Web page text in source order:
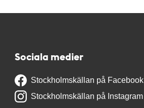
Sociala medier
Stockholmskällan på Facebook
Stockholmskällan på Instagram